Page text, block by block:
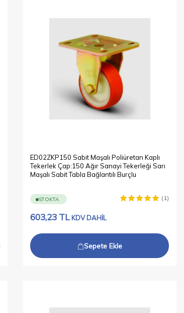
ED02ZKP150 Sabit Maşalı Poliüretan Kaplı
Tekerlek Çap:150 Ağır Sanayi Tekerleği Sarı
Maşalı Sabit Tabla Bağlantılı Burçlu
STOKTA (1)
603,23 TL KDV DAHİL
Sepete Ekle